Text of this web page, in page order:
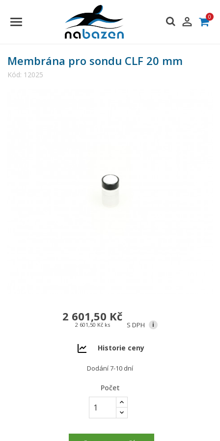
 0
Membrána pro sondu CLF 20 mm
Kód: 12025
2 601,50 Kč
2 601,50 Kč ks S DPH i
Historie ceny
Dodání 7-10 dní
Počet